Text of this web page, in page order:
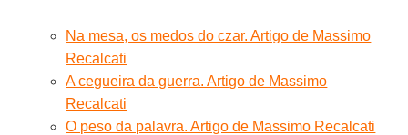
Na mesa, os medos do czar. Artigo de Massimo
Recalcati
A cegueira da guerra. Artigo de Massimo
Recalcati
O peso da palavra. Artigo de Massimo Recalcati